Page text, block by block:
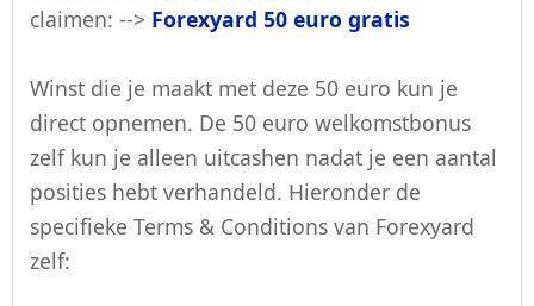
claimen: --> Forexyard 50 euro gratis
Winst die je maakt met deze 50 euro kun je
direct opnemen. De 50 euro welkomstbonus
zelf kun je alleen uitcashen nadat je een aantal
posities hebt verhandeld. Hieronder de
specifieke Terms & Conditions van Forexyard
zelf: